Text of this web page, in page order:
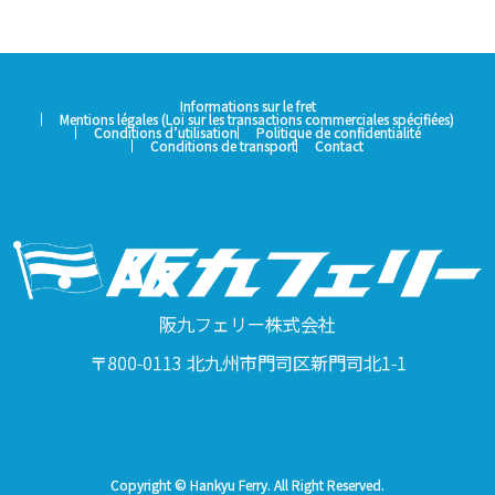
Informations sur le fret
Mentions légales (Loi sur les transactions commerciales spécifiées)
Conditions d’utilisation Politique de confidentialité
Conditions de transport Contact
阪九フェリー株式会社
〒800-0113 北九州市門司区新門司北1-1
Copyright © Hankyu Ferry. All Right Reserved.